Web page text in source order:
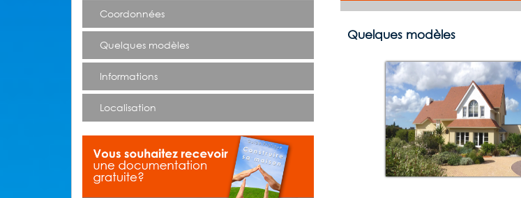
Coordonnées
Quelques modèles
Informations
Localisation
Quelques modèles